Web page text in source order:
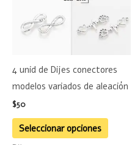
4 unid de Dijes conectores
modelos variados de aleación
$50
Seleccionar opciones
Las
pueden
elegir
página